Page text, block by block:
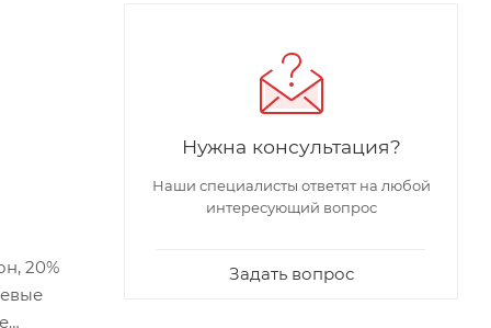
20%
Нужна консультация?
Наши специалисты ответят на любой
интересующий вопрос
Задать вопрос